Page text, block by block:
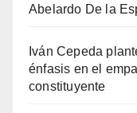
Abelardo De la
Iván Cepeda
énfasis en el
constituyente